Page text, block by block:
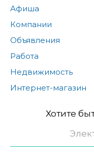
Афиша
Компании
Объявления
Работа
Недвижимость
Интернет-магазин
Хотите